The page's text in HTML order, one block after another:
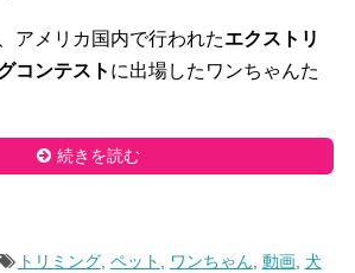
アメリカ国内で行われたエクストリ
コンテスト に出場したワンちゃんた
続きを読む
トリミング, ペット , ワンちゃん, 動画, 犬